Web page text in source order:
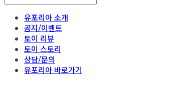
유포리아 소개
공지/이벤트
토이 리뷰
토이 스토리
상담/문의
유포리아 바로가기